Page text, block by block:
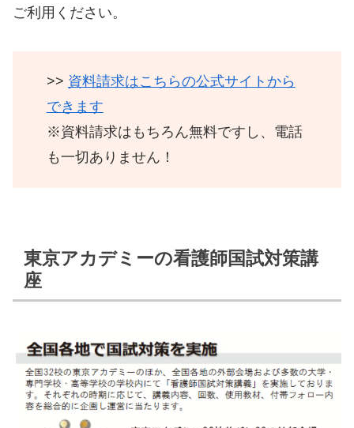
ご利用ください。
>> 資料請求はこちらの公式サイトから
できます
※資料請求はもちろん無料ですし、電話
も一切ありません！
東京アカデミーの看護師国試対策講
座